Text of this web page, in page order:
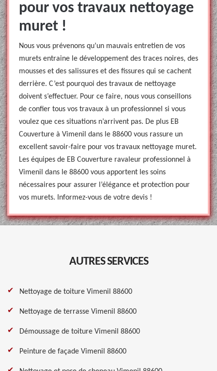
pour vos travaux nettoyage
muret !
Nous vous prévenons qu’un mauvais entretien de vos
murets entraine le développement des traces noires, des
mousses et des salissures et des fissures qui se cachent
derrière. C’est pourquoi des travaux de nettoyage
doivent s’effectuer. Pour ce faire, nous vous conseillons
de confier tous vos travaux à un professionnel si vous
voulez que ces situations n’arrivent pas. De plus EB
Couverture à Vimenil dans le 88600 vous rassure un
excellent savoir-faire pour vos travaux nettoyage muret.
Les équipes de EB Couverture ravaleur professionnel à
Vimenil dans le 88600 vous apportent les soins
nécessaires pour assurer l’élégance et protection pour
vos murets. Informez-vous de votre devis !
AUTRES SERVICES
Nettoyage de toiture Vimenil 88600
Nettoyage de terrasse Vimenil 88600
Démoussage de toiture Vimenil 88600
Peinture de façade Vimenil 88600